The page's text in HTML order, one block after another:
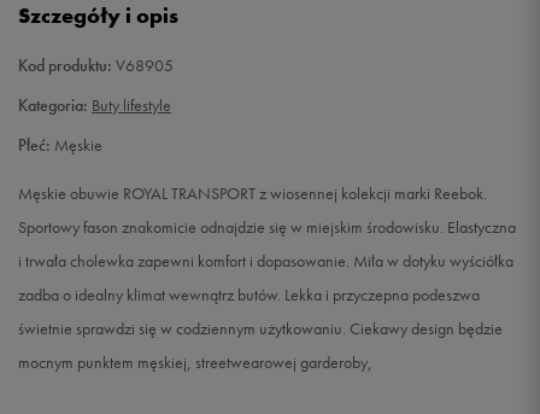
42,5 27,5 cm
43
44 28,5 cm Powiadom o dostępności
44,5 29 cm
29,5 cm Powiadom o dostępności
Szczegóły i opis
Kod produktu: V68905
Kategoria: Buty lifestyle
Płeć: Męskie
Męskie obuwie ROYAL TRANSPORT z wiosennej kolekcji marki Reebok.
Sportowy fason znakomicie odnajdzie się w miejskim środowisku. Elastyczna
i trwała cholewka zapewni komfort i dopasowanie. Miła w dotyku wyściółka
zadba o idealny klimat wewnątrz butów. Lekka i przyczepna podeszwa
świetnie sprawdzi się w codziennym użytkowaniu. Ciekawy design będzie
mocnym punktem męskiej, streetwearowej garderoby,